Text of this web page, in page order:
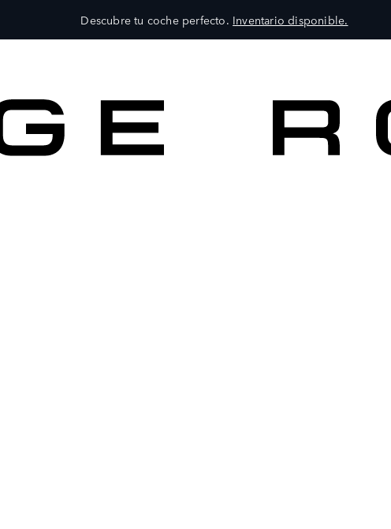
Descubre tu coche perfecto. Inventario disponible.